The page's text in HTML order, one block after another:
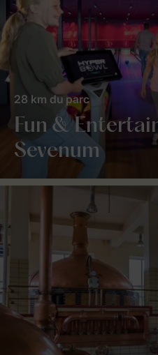
Fun &
Sevenum
28 km du parc